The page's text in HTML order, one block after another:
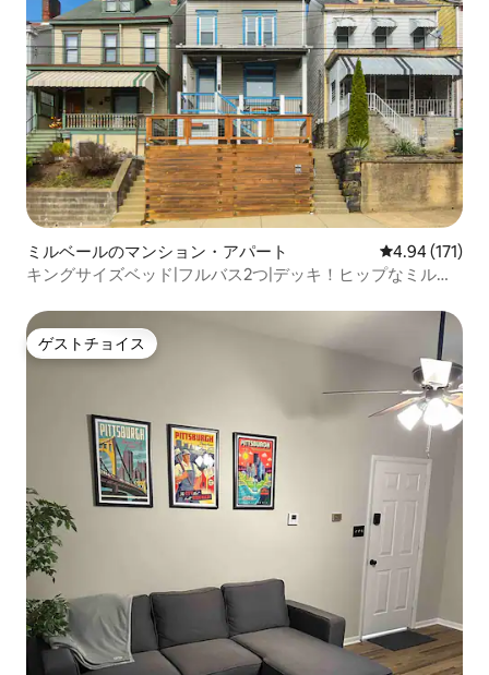
ミルベールのマンション・アパート レビュー171
4.94 (171)
キングサイズベッド|フルバス2つ|デッキ！ヒップなミルベ
ゲストチョイス
ゲストチョイス